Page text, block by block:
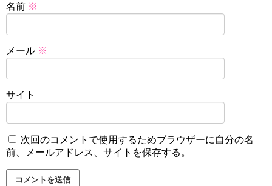
名前 ※
メール ※
サイト
次回のコメントで使用するためブラウザーに自分の名
前、メールアドレス、サイトを保存する。